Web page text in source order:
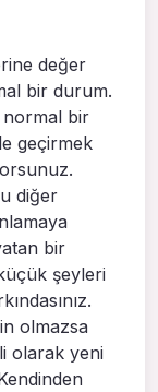
değer
bir durum.
normal bir
geçirmek
diğer
bir
şeyleri
olmazsa
olarak yeni